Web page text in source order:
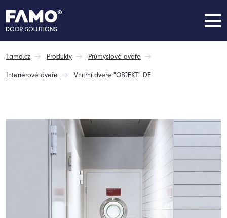
Famo.cz Produkty Průmyslové dveře
Interiérové dveře Vnitřní dveře "OBJEKT" DF